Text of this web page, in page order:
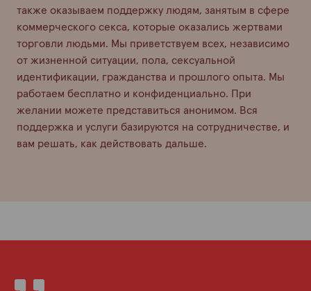
также оказываем поддержку людям, занятым в сфере
коммерческого секса, которые оказались жертвами
торговли людьми. Мы приветствуем всех, независимо
от жизненной ситуации, пола, сексуальной
идентификации, гражданства и прошлого опыта. Мы
работаем бесплатно и конфиденциально. При
желании можете представиться анонимом. Вся
поддержка и услуги базируются на сотрудничестве, и
вам решать, как действовать дальше.